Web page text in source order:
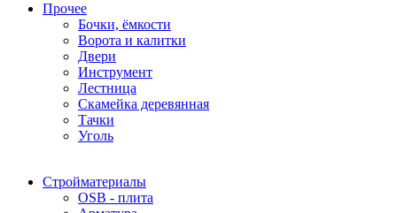
Прочее
Бочки, ёмкости
Ворота и калитки
Двери
Инструмент
Лестница
Скамейка деревянная
Тачки
Уголь
Стройматериалы
OSB - плита